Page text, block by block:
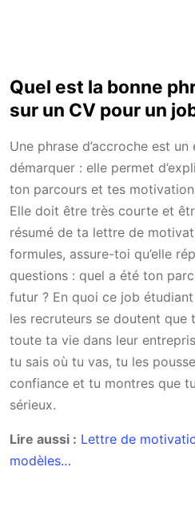
Quel est la bonne
sur un CV pour un
Une phrase d’accroche est
démarquer : elle permet
ton parcours et tes
Elle doit être très courte et
résumé de ta lettre de
formules, assure-toi qu’elle
questions : quel a été ton
futur ? En quoi ce job étudiant
les recruteurs se doutent que
toute ta vie dans leur
tu sais où tu vas, tu les
confiance et tu montres que
sérieux.
Lire aussi : Lettre de
modèles…